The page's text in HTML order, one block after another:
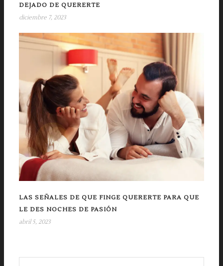
DEJADO DE QUERERTE
diciembre 7, 2023
LAS SEÑALES DE QUE FINGE QUERERTE PARA QUE
LE DES NOCHES DE PASIÓN
abril 5, 2023